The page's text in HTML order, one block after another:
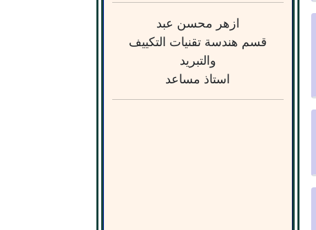
ازهر محسن عبد
قسم هندسة تقنيات التكييف
والتبريد
استاذ مساعد